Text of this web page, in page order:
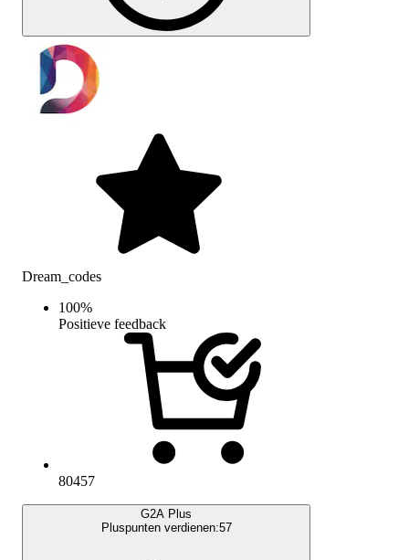
Dream_codes
100%
Positieve feedback
80457
G2A Plus
Pluspunten verdienen:57